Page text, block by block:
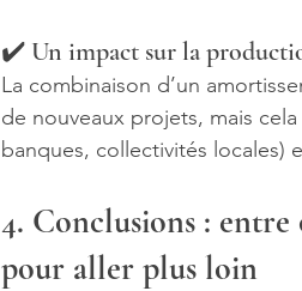
✔️ Un impact sur la
La combinaison d’un
de nouveaux projets, mais
banques, collectivités locales)
4. Conclusions :
pour aller plus loin